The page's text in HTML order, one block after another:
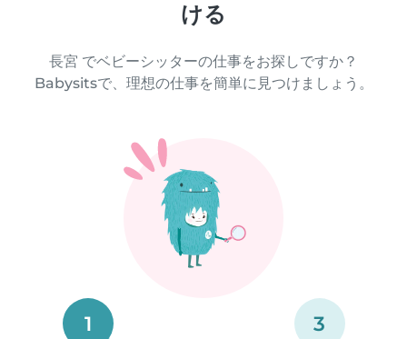
ける
長宮 でベビーシッターの仕事をお探しですか？
Babysitsで、理想の仕事を簡単に見つけましょう。
1 3